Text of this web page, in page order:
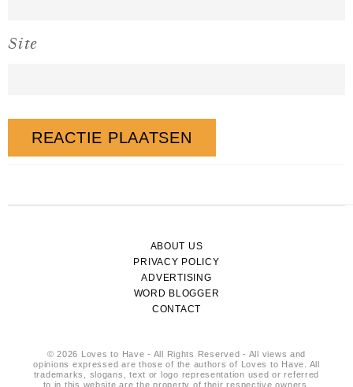
Site
ABOUT US
PRIVACY POLICY
ADVERTISING
WORD BLOGGER
CONTACT
© 2026 Loves to Have - All Rights Reserved - All views and
opinions expressed are those of the authors of Loves to Have. All
trademarks, slogans, text or logo representation used or referred
to in this website are the property of their respective owners.